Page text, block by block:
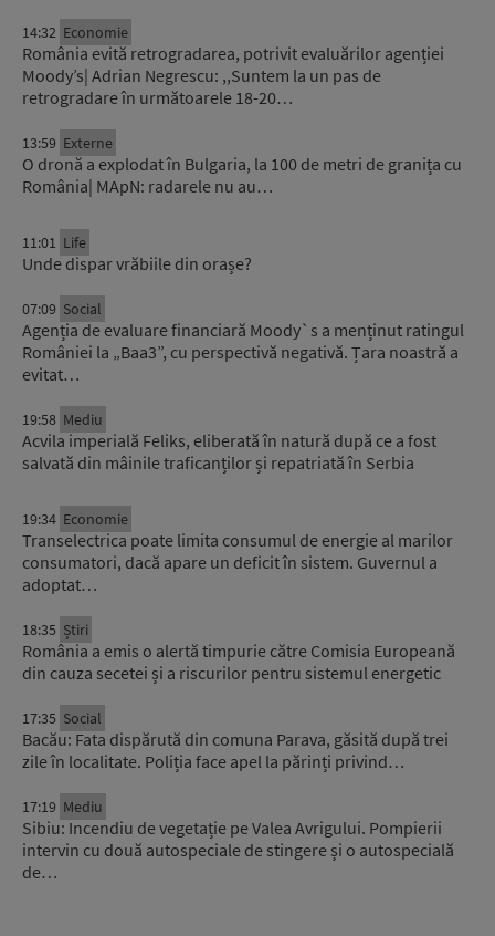
14:32 Economie
România evită retrogradarea, potrivit evaluărilor agenției
Moody’s| Adrian Negrescu: ,,Suntem la un pas de
retrogradare în următoarele 18-20…
13:59 Externe
O dronă a explodat în Bulgaria, la 100 de metri de granița cu
România| MApN: radarele nu au…
11:01 Life
Unde dispar vrăbiile din orașe?
07:09 Social
Agenția de evaluare financiară Moody`s a menținut ratingul
României la „Baa3”, cu perspectivă negativă. Țara noastră a
evitat…
19:58 Mediu
Acvila imperială Feliks, eliberată în natură după ce a fost
salvată din mâinile traficanților și repatriată în Serbia
19:34 Economie
Transelectrica poate limita consumul de energie al marilor
consumatori, dacă apare un deficit în sistem. Guvernul a
adoptat…
18:35 Știri
România a emis o alertă timpurie către Comisia Europeană
din cauza secetei și a riscurilor pentru sistemul energetic
17:35 Social
Bacău: Fata dispărută din comuna Parava, găsită după trei
zile în localitate. Poliția face apel la părinți privind…
17:19 Mediu
Sibiu: Incendiu de vegetație pe Valea Avrigului. Pompierii
intervin cu două autospeciale de stingere și o autospecială
de…